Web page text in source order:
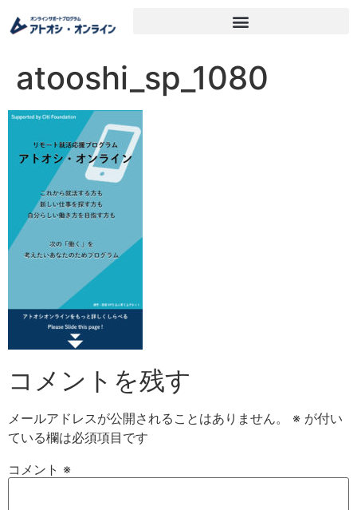
atooshi_sp_1080
コメントを残す
メールアドレスが公開されることはありません。 ※ が付い
ている欄は必須項目です
コメント ※